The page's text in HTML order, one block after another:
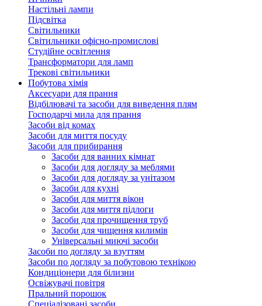
Настільні лампи
Підсвітка
Світильники
Світильники офісно-промислові
Студійне освітлення
Трансформатори для ламп
Трекові світильники
Побутова хімія
Аксесуари для прання
Відбілювачі та засоби для виведення плям
Господарчі мила для прання
Засоби від комах
Засоби для миття посуду
Засоби для прибирання
Засоби для ванних кімнат
Засоби для догляду за меблями
Засоби для догляду за унітазом
Засоби для кухні
Засоби для миття вікон
Засоби для миття підлоги
Засоби для прочищення труб
Засоби для чищення килимів
Універсальні миючі засоби
Засоби по догляду за взуттям
Засоби по догляду за побутовою технікою
Кондиціонери для білизни
Освіжувачі повітря
Пральний порошок
Спеціалізовані засоби